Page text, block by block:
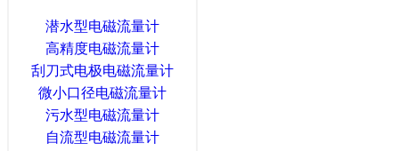
潜水型电磁流量计
高精度电磁流量计
刮刀式电极电磁流量计
微小口径电磁流量计
污水型电磁流量计
自流型电磁流量计